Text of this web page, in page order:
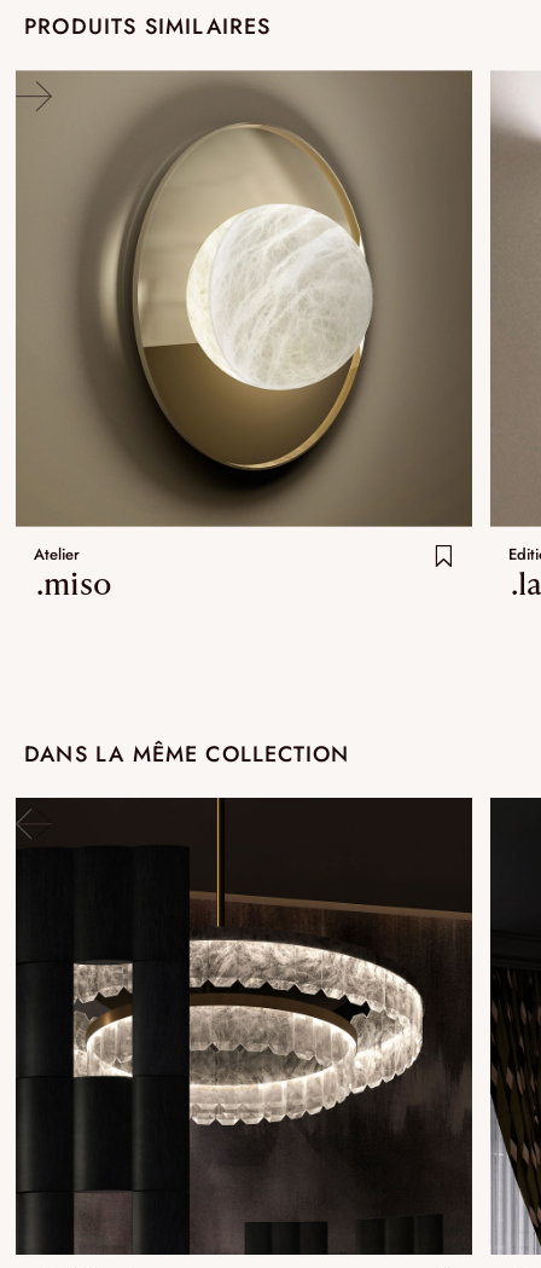
PRODUITS SIMILAIRES
Atelier
.miso
DANS LA MÊME COLLECTION